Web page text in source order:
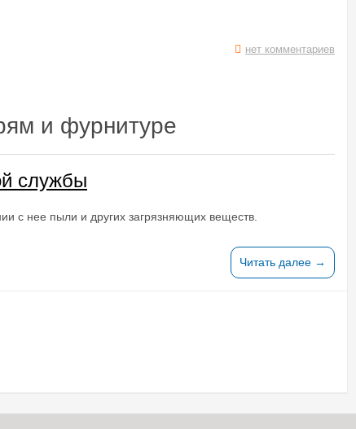
нет комментариев
и фурнитуре
службы
с нее пыли и других загрязняющих веществ.
Читать далее →